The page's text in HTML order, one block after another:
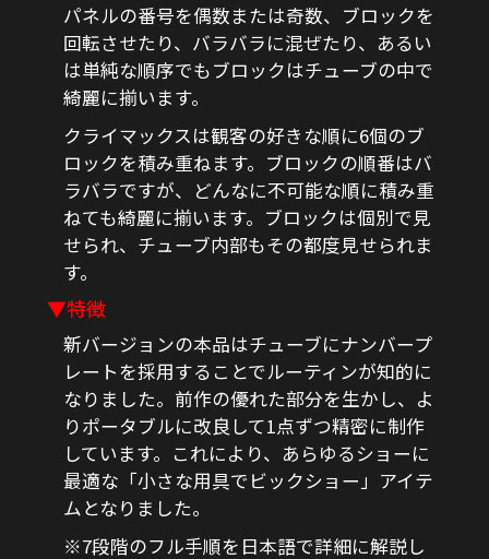
パネルの番号を偶数または奇数、ブロックを
回転させたり、バラバラに混ぜたり、あるい
は単純な順序でもブロックはチューブの中で
綺麗に揃います。
クライマックスは観客の好きな順に6個のブ
ロックを積み重ねます。ブロックの順番はバ
ラバラですが、どんなに不可能な順に積み重
ねても綺麗に揃います。ブロックは個別で見
せられ、チューブ内部もその都度見せられま
す。
▼特徴
新バージョンの本品はチューブにナンバープ
レートを採用することでルーティンが知的に
なりました。前作の優れた部分を生かし、よ
りポータブルに改良して1点ずつ精密に制作
しています。これにより、あらゆるショーに
最適な「小さな用具でビックショー」アイテ
ムとなりました。
※7段階のフル手順を日本語で詳細に解説し